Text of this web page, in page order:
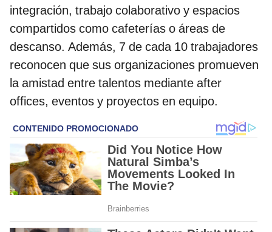
integración, trabajo colaborativo y espacios
compartidos como cafeterías o áreas de
descanso. Además, 7 de cada 10 trabajadores
reconocen que sus organizaciones promueven
la amistad entre talentos mediante after
offices, eventos y proyectos en equipo.